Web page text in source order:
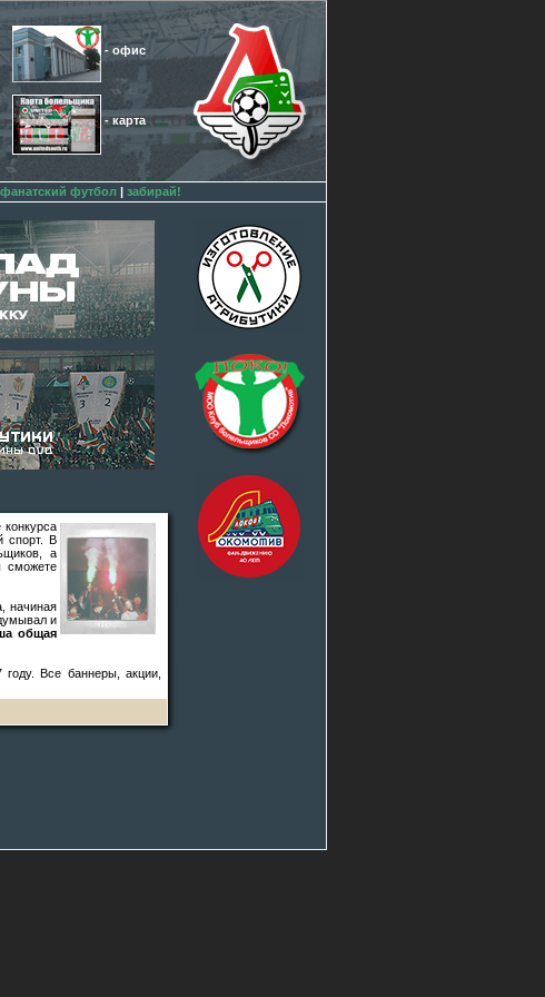
- офис
- карта
фанатский футбол | забирай!
спорт. В
а
сможете
начиная
и
общая
Все баннеры, акции,